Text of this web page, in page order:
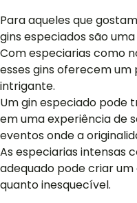
Para aqueles que
gins especiados são
Com especiarias como
esses gins oferecem
intrigante.
Um gin especiado pode
em uma experiência de
eventos onde a
As especiarias intensas
adequado pode criar
quanto inesquecível.